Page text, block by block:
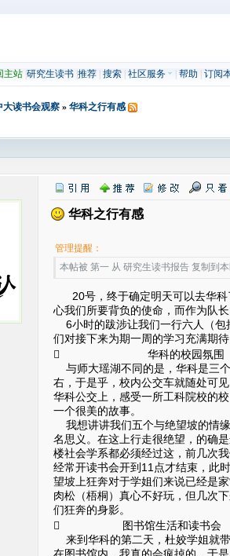
主站| 研究生读书| 推荐| 搜索| 社区服务 帮助 订阅
大读书会观察» 华科之行有感
华科之行有感
管理提醒：
本帖被 第一 从 研究生读书报告 复制到
20号，终于确定明天可以去华科
心我们所要背负的使命，而作为队
6小时的跋涉让我们一行六人（包
们对接下来为期一周的学习充满期
 华科的校园氛围
与师大瑶湖不同的是，华科是三
右，于是乎，校内公交车就随处可
华科公交上，感受一所工科院校的
一个很美的故事。
我想讲讲我们五个与绝望坡的情
名思义。在这上行走很绝望，的确
楼社会学系都必须经过这，前几次
经常开读书会开到11点才结束，此
望坡上狂奔对于学姐们来说已经是
肉松（梧桐）真心不好玩，但几次
们狂奔的身影。
 图书馆生活和读书会
来到华科的第二天，杜姣学姐就